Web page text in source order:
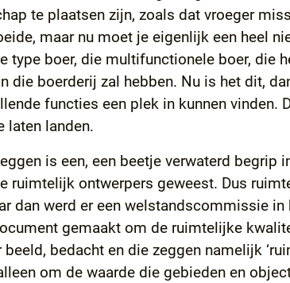
te plaatsen zijn, zoals dat vroeger
maar nu moet je eigenlijk een heel
type boer, die multifunctionele boer, die
boerderij zal hebben. Nu is het dit,
functies een plek in kunnen vinden.
laten landen.
is een, een beetje verwaterd begrip
ontwerpers geweest. Dus
dan werd er een welstandscommissie in
gemaakt om de ruimtelijke
bedacht en die zeggen namelijk
om de waarde die gebieden en